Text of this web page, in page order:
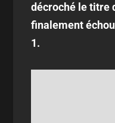
décroché le titre
finalement
1.